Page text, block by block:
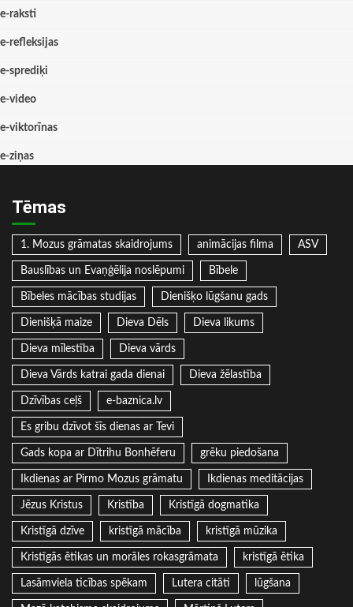
e-raksti
e-refleksijas
e-sprediķi
e-video
e-viktorīnas
e-ziņas
Tēmas
1. Mozus grāmatas skaidrojums animācijas filma ASV
Bauslības un Evaņģēlija noslēpumi Bībele
Bībeles mācības studijas Dienišķo lūgšanu gads
Dienišķā maize Dieva Dēls Dieva likums
Dieva mīlestība Dieva vārds
Dieva Vārds katrai gada dienai Dieva žēlastība
Dzīvības ceļš e-baznica.lv
Es gribu dzīvot šīs dienas ar Tevi
Gads kopa ar Dītrihu Bonhēferu grēku piedošana
Ikdienas ar Pirmo Mozus grāmatu Ikdienas meditācijas
Jēzus Kristus Kristība Kristīgā dogmatika
Kristīgā dzīve kristīgā mācība kristīgā mūzika
Kristīgās ētikas un morāles rokasgrāmata kristīgā ētika
Lasāmviela ticības spēkam Lutera citāti lūgšana